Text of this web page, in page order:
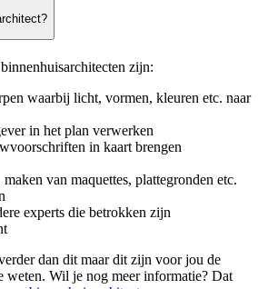
zijn:
waarbij licht, vormen, kleuren etc. naar
in het plan verwerken
in kaart brengen
maken van maquettes, plattegronden etc.
experts die betrokken zijn
dan dit maar dit zijn voor jou de
weten. Wil je nog meer informatie? Dat